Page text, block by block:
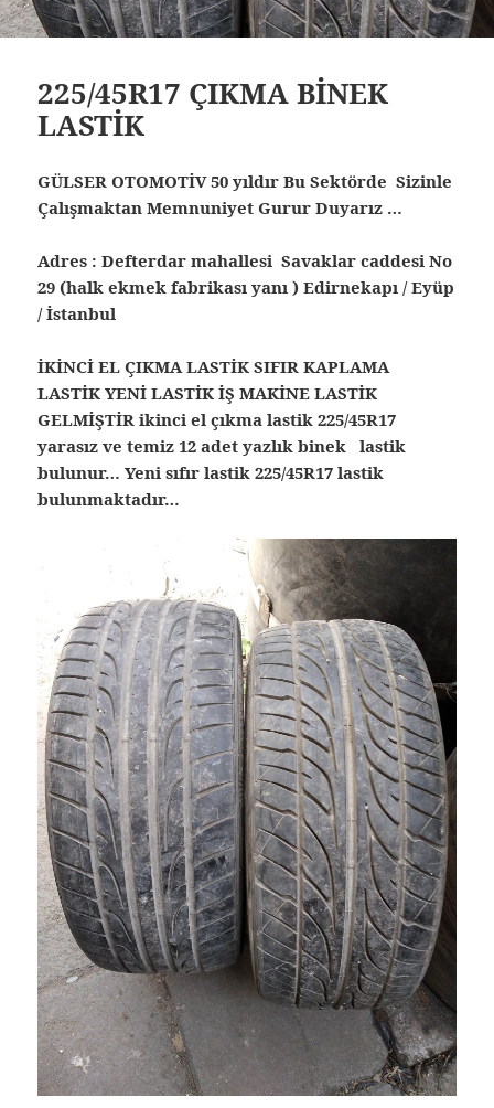
225/45R17 ÇIKMA BİNEK
LASTİK
GÜLSER OTOMOTİV 50 yıldır Bu Sektörde Sizinle
Çalışmaktan Memnuniyet Gurur Duyarız …
Adres : Defterdar mahallesi Savaklar caddesi No
29 (halk ekmek fabrikası yanı ) Edirnekapı / Eyüp
/ İstanbul
İKİNCİ EL ÇIKMA LASTİK SIFIR KAPLAMA
LASTİK YENİ LASTİK İŞ MAKİNE LASTİK
GELMİŞTİR ikinci el çıkma lastik 225/45R17
yarasız ve temiz 12 adet yazlık binek lastik
bulunur… Yeni sıfır lastik 225/45R17 lastik
bulunmaktadır…